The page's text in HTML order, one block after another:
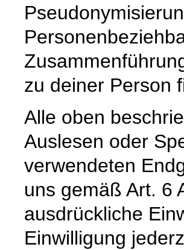
zu deiner Person
Alle oben
Auslesen oder
verwendeten
uns gemäß Art. 6
ausdrückliche
Einwilligung